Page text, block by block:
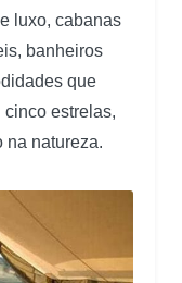
luxo, cabanas
banheiros
que
cinco estrelas,
na natureza.